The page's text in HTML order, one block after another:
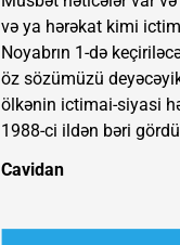
və ya hərəkat kimi
Noyabrın 1-də
öz sözümüzü
ölkənin ictimai-siyasi
1988-ci ildən bəri
Cavidan